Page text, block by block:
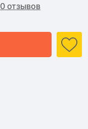
0 отзывов